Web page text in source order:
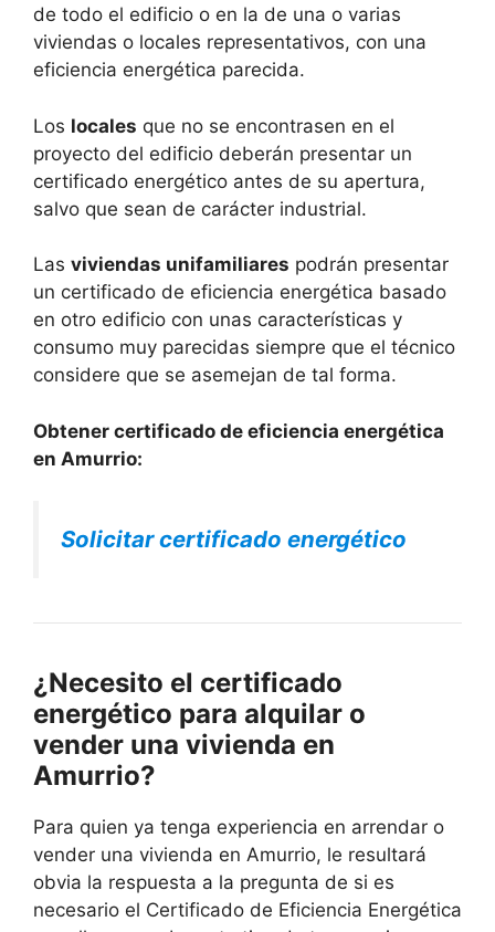
de todo el edificio o en la de una o varias
viviendas o locales representativos, con una
eficiencia energética parecida.
Los locales que no se encontrasen en el
proyecto del edificio deberán presentar un
certificado energético antes de su apertura,
salvo que sean de carácter industrial.
Las viviendas unifamiliares podrán presentar
un certificado de eficiencia energética basado
en otro edificio con unas características y
consumo muy parecidas siempre que el técnico
considere que se asemejan de tal forma.
Obtener certificado de eficiencia energética
en Amurrio:
Solicitar certificado energético
¿Necesito el certificado
energético para alquilar o
vender una vivienda en
Amurrio?
Para quien ya tenga experiencia en arrendar o
vender una vivienda en Amurrio, le resultará
obvia la respuesta a la pregunta de si es
necesario el Certificado de Eficiencia Energética